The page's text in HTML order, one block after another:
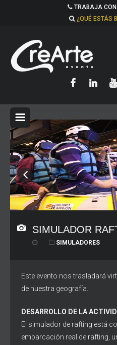
TRABAJA
¿QUÉ ESTÁS
SIMULADOR
SIMULADORES
Este evento nos trasladará
de nuestra geografía.
DESARROLLO DE LA
El simulador de rafting está
embarcación real de rafting,